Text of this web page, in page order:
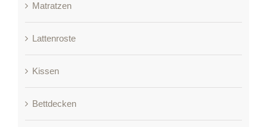
Matratzen
Lattenroste
Kissen
Bettdecken